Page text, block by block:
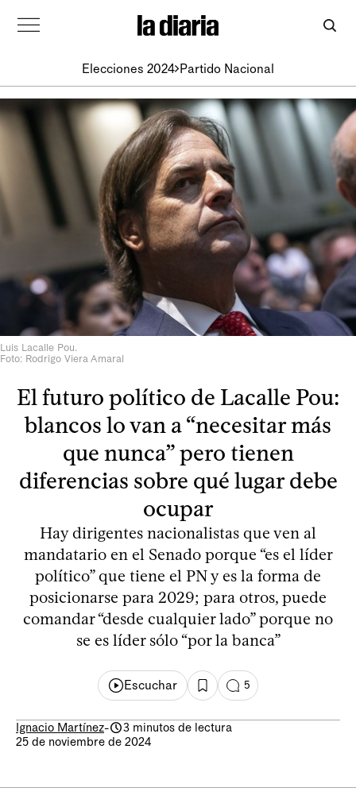
Elecciones 2024 Partido Nacional
Luis Lacalle Pou.
Foto: Rodrigo Viera Amaral
El futuro político de Lacalle Pou:
blancos lo van a “necesitar más
que nunca” pero tienen
diferencias sobre qué lugar debe
ocupar
Hay dirigentes nacionalistas que ven al
mandatario en el Senado porque “es el líder
político” que tiene el PN y es la forma de
posicionarse para 2029; para otros, puede
comandar “desde cualquier lado” porque no
se es líder sólo “por la banca”
Escuchar 5
Ignacio Martínez-
3 minutos de lectura
25 de noviembre de 2024